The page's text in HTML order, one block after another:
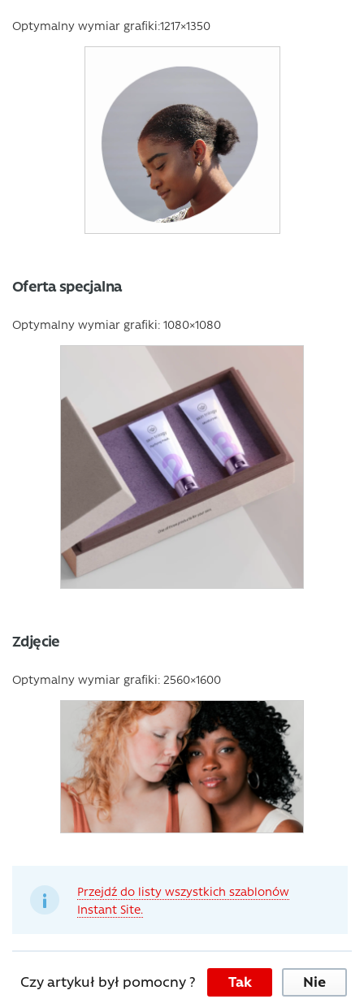
Optymalny wymiar grafiki:1217×1350
Oferta specjalna
Optymalny wymiar grafiki: 1080×1080
Zdjęcie
Optymalny wymiar grafiki: 2560×1600
Przejdź do listy wszystkich szablonów
Instant Site.
Czy artykuł był pomocny ? Tak Nie